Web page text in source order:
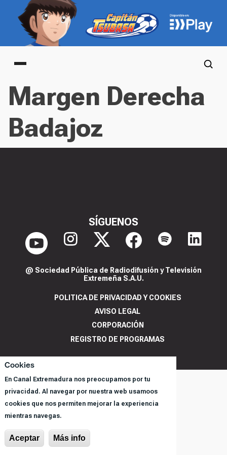
Cookies
En Canal Extremadura nos preocupamos por tu
privacidad. Al navegar por nuestra web usamoos
cookies que nos permiten mejorar la experiencia
mientras navegas.
Aceptar Más info
Main menu
Margen Derecha
Badajoz
SÍGUENOS
@ Sociedad Pública de Radiodifusión y Televisión
Extremeña S.A.U.
POLITICA DE PRIVACIDAD Y COOKIES
AVISO LEGAL
CORPORACIÓN
REGISTRO DE PROGRAMAS